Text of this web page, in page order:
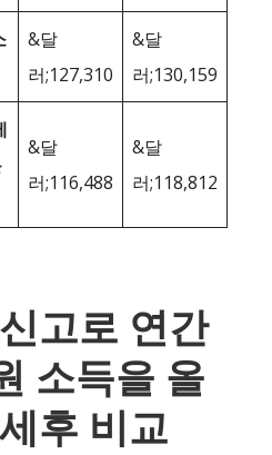
&달
러;127,310
&달
러;130,159
&달
러;116,488
&달
러;118,812
고로 연간
소득을 올
후 비교